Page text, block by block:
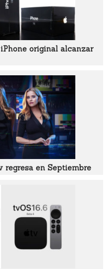
original alcanzar
regresa en Septiembre